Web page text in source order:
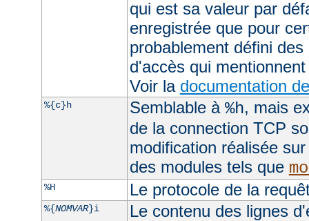
qui est sa valeur par
enregistrée que pour
probablement défini
d'accès qui
Voir la documentation
%{c}h Semblable à %h, mais
de la connection TCP
modification réalisée
des modules tels que
%H Le protocole de la
%{NOMVAR}i
Le contenu des lignes